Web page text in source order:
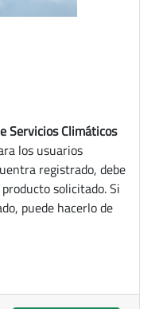
Servicios Climáticos
los usuarios
registrado, debe
solicitado. Si
puede hacerlo de